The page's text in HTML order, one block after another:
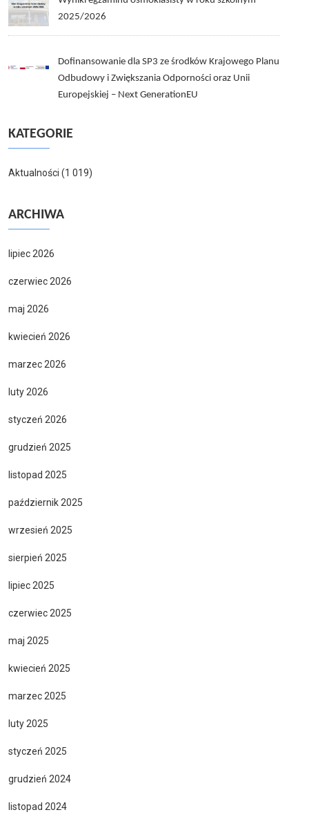
2025/2026
Dofinansowanie dla SP3 ze środków Krajowego Planu
Odbudowy i Zwiększania Odporności oraz Unii
Europejskiej – Next GenerationEU
KATEGORIE
Aktualności (1 019)
ARCHIWA
lipiec 2026
czerwiec 2026
maj 2026
kwiecień 2026
marzec 2026
luty 2026
styczeń 2026
grudzień 2025
listopad 2025
październik 2025
wrzesień 2025
sierpień 2025
lipiec 2025
czerwiec 2025
maj 2025
kwiecień 2025
marzec 2025
luty 2025
styczeń 2025
grudzień 2024
listopad 2024